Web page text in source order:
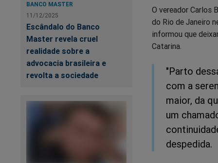
BANCO MASTER
11/12/2025
Escândalo do Banco
Master revela cruel
realidade sobre a
advocacia brasileira e
revolta a sociedade
no
Facebook
no
O vereador Carlos
do Rio de Janeiro
informou que
Catarina.
"Parto
com a
maior, da
um
despedida.